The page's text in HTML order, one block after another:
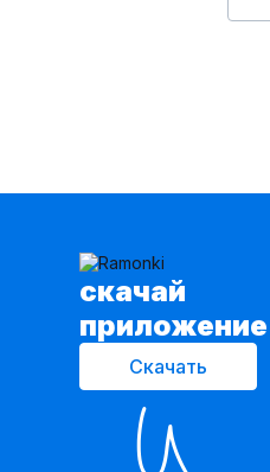
cкачай
приложение
Скачать